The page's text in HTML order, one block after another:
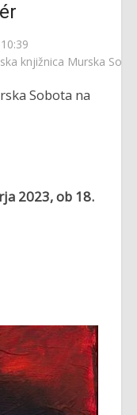
knjižnica Murska
Sobota na
2023, ob 18.